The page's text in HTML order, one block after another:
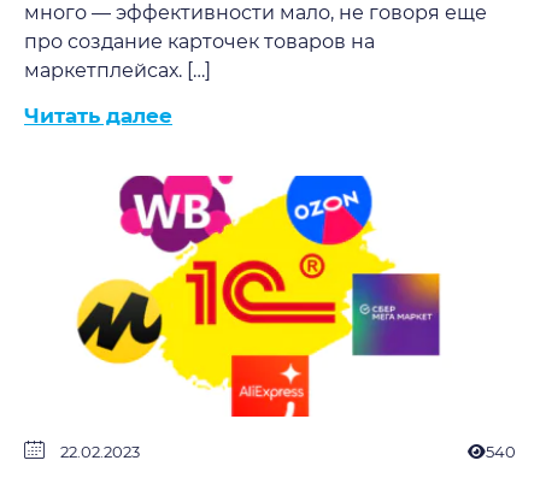
много — эффективности мало, не говоря еще
про создание карточек товаров на
маркетплейсах. […]
Читать далее
22.02.2023 540